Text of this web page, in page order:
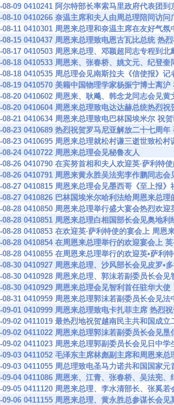
08-09 0410241 阿尔特部长率索马里政府代表团
08-10 0410266 奈温主席和夫人由周总理陪同访
08-11 0410301 周恩来总理和奈温主席在友好气氛
08-15 0410437 周恩来总理致电恩古瓦比总统 热
08-17 0410503 周恩来总理、邓颖超同志专程到
08-18 0410533 周恩来、张春桥、姚文元、纪登
08-18 0410535 周总理会见南斯拉夫《信使报》记
08-19 0410570 美籍中国物理学家杨振宁博士离
08-20 0410602 周恩来、耿飚、韩念龙同志会见
08-20 0410604 周恩来总理致电达达赫总统热烈
08-21 0410634 周恩来总理致电巴林国埃米尔 祝
08-23 0410689 热烈祝贺罗马尼亚解放二十七周
08-23 0410695 周恩来总理就松村谦三逝世致松村
08-24 0410722 周恩来总理会见秘鲁友人
08-26 0410790 在宾努首相和夫人欢迎英·萨利特
08-26 0410791 周恩来黄永胜吴法宪李作鹏同志
08-27 0410815 周恩来总理会见墨西哥《至上报》
08-27 0410826 巴林国埃米尔哈利法给周恩来总理
08-28 0410850 周恩来总理举行盛大宴会热烈欢
08-28 0410851 周恩来总理白相国部长会见奥地
08-28 0410853 在欢迎英·萨利特使的宴会上 周恩
08-28 0410854 在周恩来总理举行的欢迎宴会上
08-28 0410855 在周恩来总理举行的欢迎英•萨利
08-30 0410927 周恩来总理、沙风部长会见皮罗•
08-30 0410928 周恩来总理、郭沫若副委员长会见
08-30 0410929 周恩来总理会见智利首任驻华大使
08-31 0410959 周恩来总理郭沫若副委员长会见
09-01 0410999 周恩来总理致电卡扎菲主席 热烈
09-02 0411019 最热烈地祝贺越南民主共和国成
09-02 0411022 周恩来总理郭沫若副委员长会见
09-02 0411023 周恩来总理郭副委员长会见日中
09-03 0411052 毛泽东主席林彪副主席和周恩来
09-03 0411055 周总理致电圣马力诺共和国国家
09-04 0411086 周恩来、江青、张春桥、吴法宪
09-05 0411120 周恩来总理、李水清部长、张奚
09-06 0411155 周恩来总理、黄永胜总参谋长会